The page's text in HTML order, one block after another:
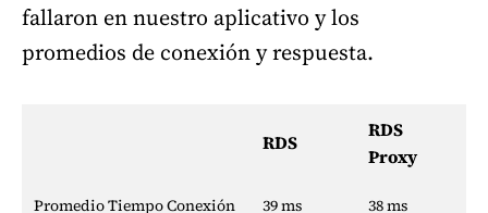
fallaron en nuestro aplicativo y los
promedios de conexión y respuesta.
RDS
RDS
Proxy
Promedio Tiempo Conexión 39 ms 38 ms